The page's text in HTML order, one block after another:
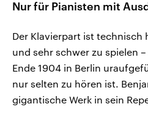
Nur für Pianisten mit
Der Klavierpart ist technisch
und sehr schwer zu spielen
Ende 1904 in Berlin
nur selten zu hören ist.
gigantische Werk in sein